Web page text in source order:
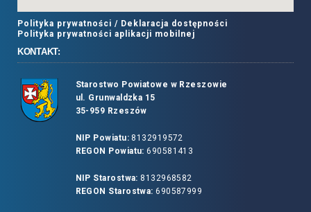
Polityka prywatności / Deklaracja dostępności
Polityka prywatności aplikacji mobilnej
KONTAKT:
Starostwo Powiatowe w Rzeszowie
ul. Grunwaldzka 15
35-959 Rzeszów
NIP Powiatu:8132919572
REGON Powiatu: 690581413
NIP Starostwa: 8132968582
REGON Starostwa: 690587999